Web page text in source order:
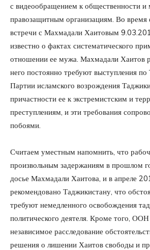
с видеообращением к общественности
правозащитным организациям. Во время
встречи с Махмадали Хаитовым
известно о фактах систематического
отношении ее мужа. Махмадали Хаитов
него постоянно требуют выступления
Партии исламского возрождения
причастности ее к экстремистским и
преступлениям, и эти требования
побоями.
Считаем уместным напомнить, что
произвольным задержаниям в прошлом
досье Махмадали Хаитова, и в апреле
рекомендовано Таджикистану, что
требуют немедленного освобождения
политического деятеля. Кроме того, ООН
независимое расследование
решения о лишении Хаитов свободы и